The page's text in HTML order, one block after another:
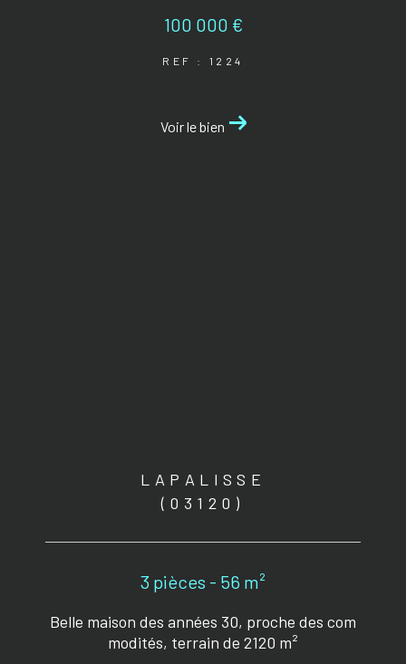
100 000 €
REF : 1224
Voir le bien
LAPALISSE
(03120)
3 pièces - 56 m²
Belle maison des années 30, proche des com
modités, terrain de 2120 m²